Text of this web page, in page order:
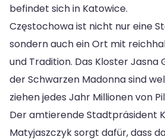
befindet sich in Katowice.
Częstochowa ist nicht nur eine
sondern auch ein Ort mit
und Tradition. Das Kloster Jasna
der Schwarzen Madonna sind
ziehen jedes Jahr Millionen von
Der amtierende Stadtpräsident
Matyjaszczyk sorgt dafür, dass